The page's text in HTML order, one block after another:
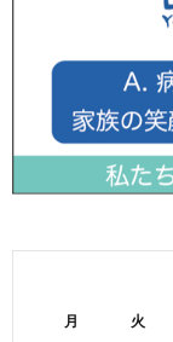
月 火